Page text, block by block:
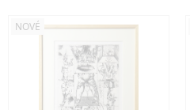
NOVÉ